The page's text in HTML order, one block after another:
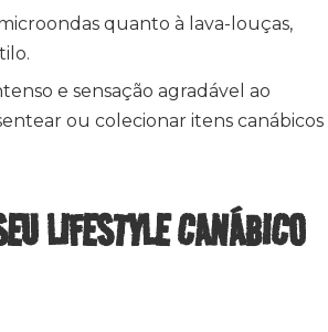
quanto à lava-louças,
e sensação agradável ao
ou colecionar itens canábicos
LIFESTYLE CANÁBICO